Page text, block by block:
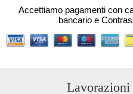
Accettiamo pagamenti con
bancario e
Lavorazioni